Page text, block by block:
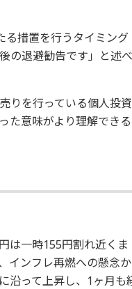
る措置を行うタイミング
の退避勧告です」と述べ
りを行っている個人投資
た意味がより理解できる
は一時155円割れ近くま
インフレ再燃への懸念か
沿って上昇し、1ヶ月も